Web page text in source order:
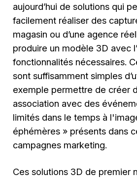
aujourd’hui de solutions qui
facilement réaliser des
magasin ou d’une agence
produire un modèle 3D avec
fonctionnalités nécessaires.
sont suffisamment simples
exemple permettre de créer
association avec des
limités dans le temps à
éphémères » présents dans
campagnes marketing.
Ces solutions 3D de premier